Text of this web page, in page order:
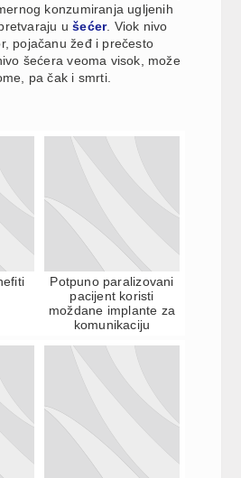
konzumiranja ugljenih
ušećer. Viok nivo
pojačanu žeđ i prečesto
šećera veoma visok, može
pa čak i smrti.
Potpuno paralizovani
pacijent koristi
moždane implante za
komunikaciju